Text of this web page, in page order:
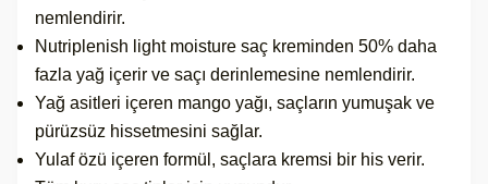
nemlendirir.
Nutriplenish light moisture saç kreminden 50% daha
fazla yağ içerir ve saçı derinlemesine nemlendirir.
Yağ asitleri içeren mango yağı, saçların yumuşak ve
pürüzsüz hissetmesini sağlar.
Yulaf özü içeren formül, saçlara kremsi bir his verir.